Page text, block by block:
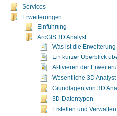
Services
Erweiterungen
Einführung
ArcGIS 3D Analyst
Was ist die Erweiterung
Ein kurzer Überblick
Aktivieren der
Wesentliche 3D
Grundlagen von 3D
3D-Datentypen
Erstellen und Verwalten